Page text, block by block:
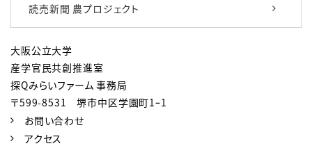
読売新聞 農プロジェクト
大阪公立大学
産学官民共創推進室
探Qみらいファーム 事務局
〒599-8531 堺市中区学園町1ｰ1
お問い合わせ
アクセス